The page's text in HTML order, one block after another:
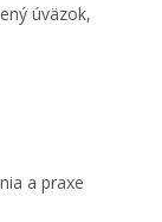
úväzok,
a praxe